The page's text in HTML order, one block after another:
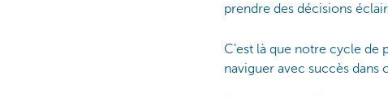
prendre des décisions
C'est là que notre cycle de
naviguer avec succès dans